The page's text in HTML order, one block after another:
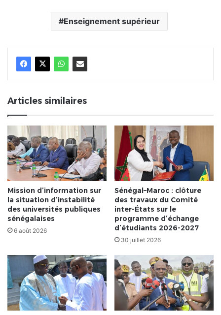
Enseignement supérieur
Articles similaires
Mission d’information sur
la situation d’instabilité
des universités publiques
sénégalaises
6 août 2026
Sénégal–Maroc : clôture
des travaux du Comité
inter-États sur le
programme d’échange
d’étudiants 2026-2027
30 juillet 2026